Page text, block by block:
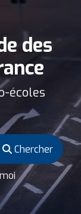
des
écoles
Chercher